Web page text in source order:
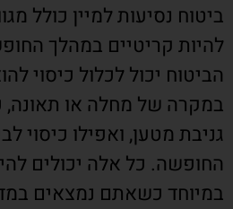
ביטוח נסיעות למיין כולל
להיות קריטיים במהלך
הביטוח יכול לכלול כיסוי
במקרה של מחלה או תאונה,
גניבת מטען, ואפילו כיסוי
החופשה. כל אלה יכולים
במיוחד כשאתם נמצאים